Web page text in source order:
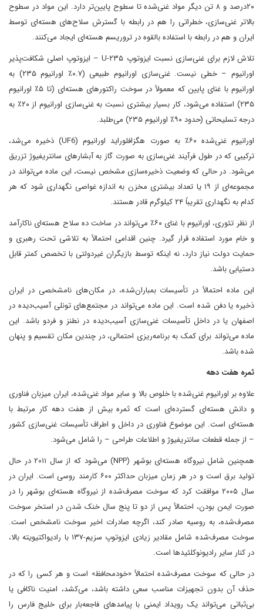
۲۰درصد و ۸ تن دیگر مواد غنی‌شده تا سطوح پایین‌تر دارد. این مواد در سطوح
بالاتر غنی‌سازی، خطراتی را هم در رابطه با گسترش سلاح‌های هسته‌ای توسط
ایران و هم در رابطه با استفاده بالقوه در تروریسم هسته‌ای ایجاد می‌کنند.
تلاش لازم برای غنی‌سازی نسبت ایزوتوپ U-۲۳۵ – ایزوتوپ اصلی شکافت‌پذیر
اورانیوم – خطی نیست. غنی‌سازی اورانیوم طبیعی (۰.۷٪ اورانیوم ۲۳۵) به
اورانیوم با غنای پایین که معمولاً در سوخت راکتورهای هسته‌ای (تا ۵٪ اورانیوم
۲۳۵) استفاده می‌شود، کار بسیار بیشتری نسبت به غنی‌سازی اورانیوم از ۲۰٪ به
درجه تسلیحاتی (حدود ۹۰٪ اورانیوم ۲۳۵) می‌طلبد.
اورانیوم غنی‌شده ۶۰٪ به صورت هگزافلوراید اورانیوم (UF6) ذخیره می‌شد،
ترکیبی که در طول فرآیند غنی‌سازی به صورت گاز به آبشارهای سانتریفیوژ تزریق
می‌شود. در حالی که وضعیت ذخیره‌سازی مشخص نیست، این ماده می‌تواند در
مجموعه‌ای از ۱۹ یا تعداد بیشتری مخزن به اندازه غواصی نگهداری شود که هر
کدام به نگهداری تقریباً ۲۴ کیلوگرم قادر هستند.
از نظر تئوری، اورانیوم با غنای ۶۰٪ می‌تواند در ساخت ده سلاح هسته‌ای ناکارآمد
و خام مورد استفاده قرار گیرد. چنین اقدامی احتمالاً به تلاشی تحت رهبری و
حمایت دولت نیاز دارد، نه اینکه توسط بازیگران غیردولتی با تخصص کمتر قابل
دستیابی باشد.
این ماده احتمالاً در تأسیسات بمباران‌شده، در مکان‌های نامشخصی در ایران
ذخیره یا دفن شده است. این ماده می‌تواند در مجتمع‌های تونلی آسیب‌دیده در
اصفهان یا در داخل تأسیسات غنی‌سازی آسیب‌دیده در نطنز و فردو باشد. این
ماده می‌تواند برای کمک به برنامه‌ریزی احتمالی، در چندین مکان تقسیم و پنهان
شده باشد.
ثمره هفت دهه
علاوه بر اورانیوم غنی‌شده با خلوص بالا و سایر مواد غنی‌شده، ایران میزبان فناوری
و دانش هسته‌ای گسترده‌ای است که ثمره بیش از هفت دهه کار مرتبط با
هسته‌ای است. این موضوع فناوری در داخل و اطراف تأسیسات غنی‌سازی کشور
– از جمله قطعات سانتریفیوژ و اطلاعات طراحی – را شامل می‌شود.
همچنین شامل نیروگاه هسته‌ای بوشهر (NPP) می‌شود که از سال ۲۰۱۱ در حال
تولید برق است و در هر زمان میزبان حداکثر ۶۰۰ کارمند روسی است. ایران در
سال ۲۰۰۵ موافقت کرد که سوخت مصرف‌شده از نیروگاه هسته‌ای بوشهر را در
صورت ایمن بودن، احتمالاً پس از دو تا پنج سال خنک شدن در استخر سوخت
مصرف‌شده، به روسیه صادر کند، اگرچه صادرات اخیر سوخت نامشخص است.
سوخت مصرف‌شده شامل مقادیر زیادی ایزوتوپ سزیم-۱۳۷ با رادیواکتیویته بالا،
در کنار سایر رادیونوکلئیدها است.
در حالی که سوخت مصرف‌شده احتمالاً «خودمحافظ» است و هر کسی را که در
حذف آن بدون تجهیزات مناسب سعی داشته باشد، می‌کشد، امنیت ناکافی یا
بی‌ثباتی می‌تواند یک رویداد ایمنی با پیامدهای فاجعه‌بار برای خلیج فارس را